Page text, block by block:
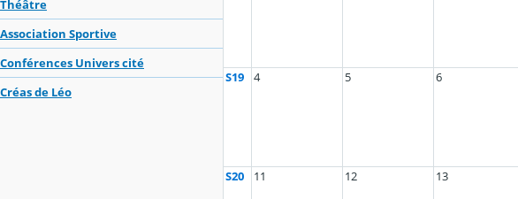
Théâtre
Association Sportive
Conférences Univers cité
Créas de Léo
S19 4 5 6
S20 11 12 13